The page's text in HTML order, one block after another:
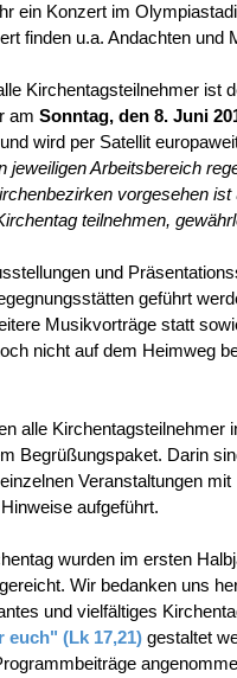
ein Konzert im
finden u.a. Andachten und
Kirchentagsteilnehmer ist
am Sonntag, den 8. Juni
wird per Satellit
Arbeitsbereich
vorgesehen
teilnehmen,
und
geführt
Musikvorträge statt
nicht auf dem Heimweg
alle Kirchentagsteilnehmer
Begrüßungspaket. Darin
Veranstaltungen
aufgeführt.
wurden im ersten
Wir bedanken uns
und vielfältiges
euch" (Lk 17,21) gestaltet